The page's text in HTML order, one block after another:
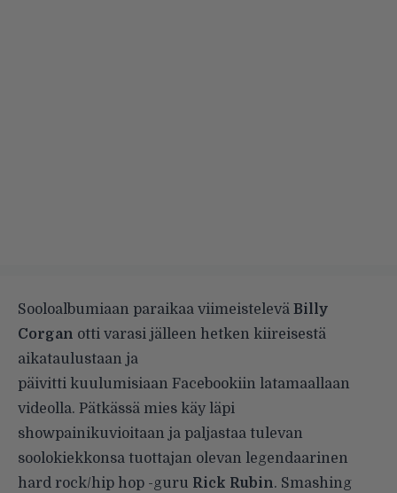
Sooloalbumiaan paraikaa viimeistelevä Billy
Corgan otti varasi jälleen hetken kiireisestä
aikataulustaan ja
päivitti kuulumisiaan Facebookiin latamaallaan
videolla. Pätkässä mies käy läpi
showpainikuvioitaan ja paljastaa tulevan
soolokiekkonsa tuottajan olevan legendaarinen
hard rock/hip hop -guru Rick Rubin. Smashing